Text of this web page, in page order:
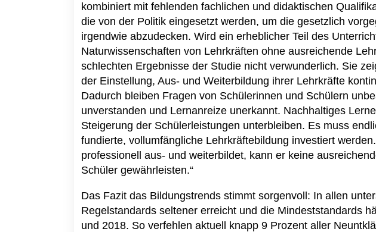
kombiniert mit fehlenden fachlichen und didaktischen
die von der Politik eingesetzt werden, um die gesetzlich
irgendwie abzudecken. Wird ein erheblicher Teil des
Naturwissenschaften von Lehrkräften ohne ausreichende
schlechten Ergebnisse der Studie nicht verwunderlich. Sie
der Einstellung, Aus- und Weiterbildung ihrer Lehrkräfte
Dadurch bleiben Fragen von Schülerinnen und Schülern
unverstanden und Lernanreize unerkannt. Nachhaltiges
Steigerung der Schülerleistungen unterbleiben. Es muss
fundierte, vollumfängliche Lehrkräftebildung investiert
professionell aus- und weiterbildet, kann er keine
Schüler gewährleisten.“
Das Fazit das Bildungstrends stimmt sorgenvoll: In allen
Regelstandards seltener erreicht und die Mindeststandards
und 2018. So verfehlen aktuell knapp 9 Prozent aller